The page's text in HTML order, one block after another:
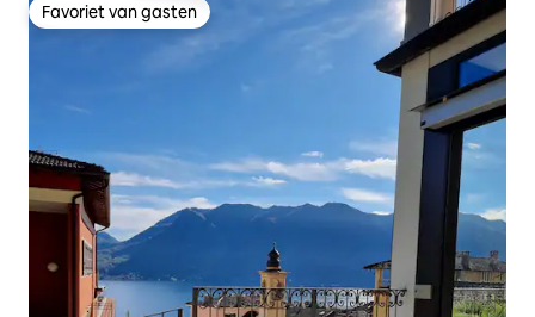
Favoriet van gasten
Favoriet van gasten